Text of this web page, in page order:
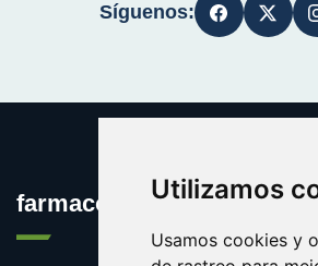
Utilizamos
Usamos cookies y
Síguenos:
farmaco.es